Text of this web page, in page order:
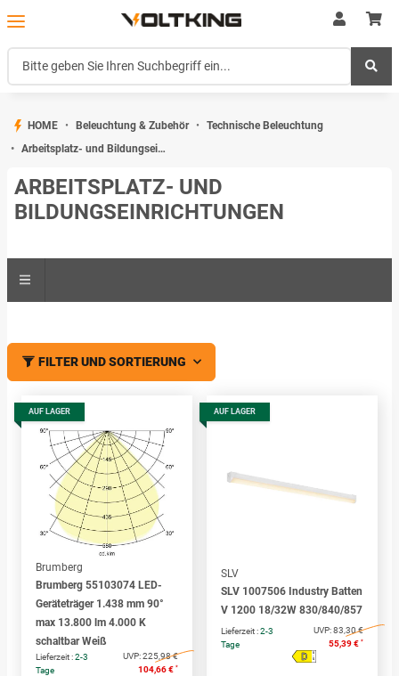
HOME Beleuchtung & Zubehör
Technische Beleuchtung
Arbeitsplatz- und Bildungseinrichtungen
ARBEITSPLATZ- UND
BILDUNGSEINRICHTUNGEN
FILTER UND SORTIERUNG
AUF LAGER
Brumberg
Brumberg 55103074 LED-
Geräteträger 1.438 mm 90°
max 13.800 lm 4.000 K
schaltbar Weiß
Lieferzeit :2-3
Tage
UVP:225,98 €
104,66 € *
AUF LAGER
SLV
SLV 1007506 Industry Batten
V 1200 18/32W 830/840/857
Lieferzeit :2-3
Tage
UVP:83,30 €
55,39 € *
A
↑
G
D